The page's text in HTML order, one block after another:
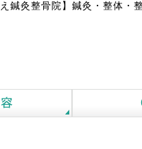
鍼灸整骨院】鍼灸・整体・